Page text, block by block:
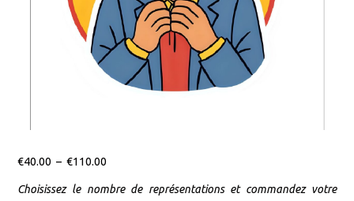
€40.00 – €110.00
Choisissez le nombre de représentations et commandez votre